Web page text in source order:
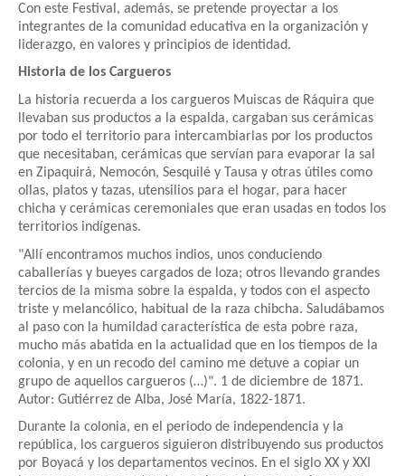
Con este Festival, además, se pretende proyectar a los
integrantes de la comunidad educativa en la organización y
liderazgo, en valores y principios de identidad.
Historia de los Cargueros
La historia recuerda a los cargueros Muiscas de Ráquira que
llevaban sus productos a la espalda, cargaban sus cerámicas
por todo el territorio para intercambiarlas por los productos
que necesitaban, cerámicas que servían para evaporar la sal
en Zipaquirá, Nemocón, Sesquilé y Tausa y otras útiles como
ollas, platos y tazas, utensilios para el hogar, para hacer
chicha y cerámicas ceremoniales que eran usadas en todos los
territorios indígenas.
"Allí encontramos muchos indios, unos conduciendo
caballerías y bueyes cargados de loza; otros llevando grandes
tercios de la misma sobre la espalda, y todos con el aspecto
triste y melancólico, habitual de la raza chibcha. Saludábamos
al paso con la humildad característica de esta pobre raza,
mucho más abatida en la actualidad que en los tiempos de la
colonia, y en un recodo del camino me detuve a copiar un
grupo de aquellos cargueros (…)". 1 de diciembre de 1871.
Autor: Gutiérrez de Alba, José María, 1822-1871.
Durante la colonia, en el periodo de independencia y la
república, los cargueros siguieron distribuyendo sus productos
por Boyacá y los departamentos vecinos. En el siglo XX y XXI